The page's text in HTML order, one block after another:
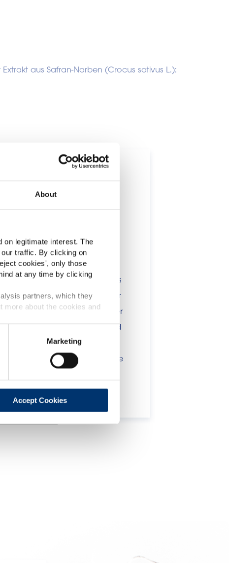
About
on legitimate interest. The
traffic. By clicking on
cookies', only those
at any time by clicking
partners, which they
more about the cookies and
Marketing
Accept Cookies
in the the health,
The information is
include statements, claims or
CE n. 1924/2006 or other
been evaluated by the Food
website are not intended to
of a final product with the
client.
aus Safran-Narben (Crocus sativus L.):
Premium